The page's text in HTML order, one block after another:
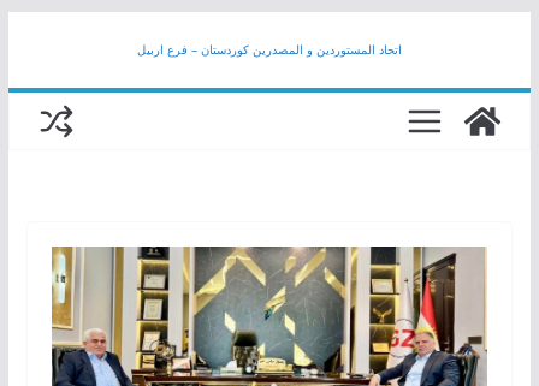
content
اتحاد المستوردين و المصدرين كوردستان – فرع اربيل